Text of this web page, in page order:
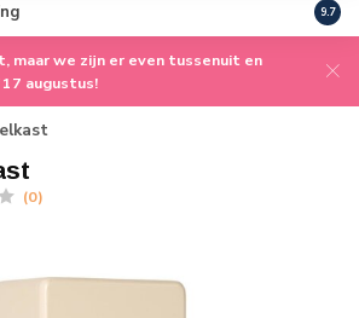
9.7
maar we zijn er even tussenuit en
augustus!
(0)